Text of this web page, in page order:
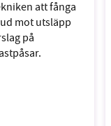
att fånga
mot utsläpp
på